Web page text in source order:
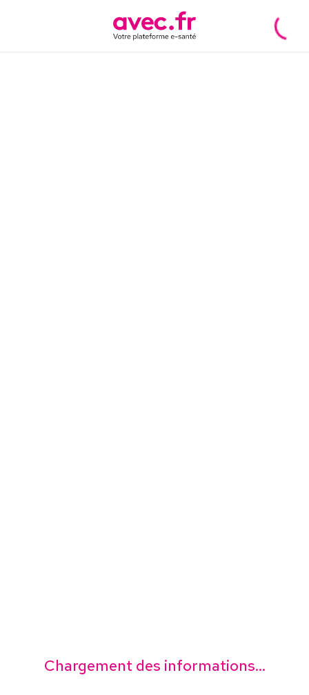
Chargement des informations...